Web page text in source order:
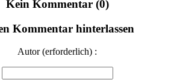
Kein Kommentar (0)
Kommentar hinterlassen
Autor (erforderlich) :